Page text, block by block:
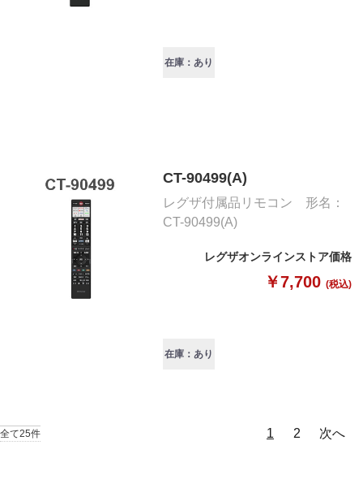
在庫：あり
CT-90499(A)
レグザ付属品リモコン 形名：
CT-90499(A)
レグザオンラインストア価格
￥7,700 (税込)
在庫：あり
全て25件 1 2 次へ